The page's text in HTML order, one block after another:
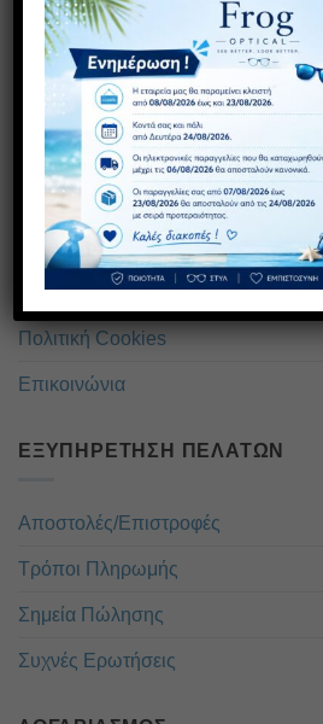
ΠΛΗΡΟΦΟΡΊΕΣ
Η εταιρεία
Πολιτική απορρήτου
Όροι Χρήσης
Πολιτική Cookies
Επικοινώνια
ΕΞΥΠΗΡΈΤΗΣΗ ΠΕΛΑΤΏΝ
Αποστολές/Επιστροφές
Τρόποι Πληρωμής
Σημεία Πώλησης
Συχνές Ερωτήσεις